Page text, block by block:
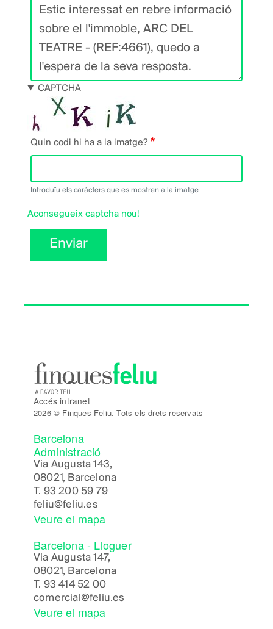
CAPTCHA
Quin codi hi ha a la imatge?
Introduïu els caràcters que es mostren a la imatge
Aconsegueix captcha nou!
Enviar
Accés intranet
2026 © Finques Feliu. Tots els drets reservats
Barcelona
Administració
Via Augusta 143,
08021, Barcelona
T. 93 200 59 79
feliu@feliu.es
Veure el mapa
Barcelona - Lloguer
Via Augusta 147,
08021, Barcelona
T. 93 414 52 00
comercial@feliu.es
Veure el mapa